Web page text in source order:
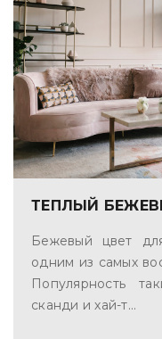
ТЕПЛЫЙ
Бежевый цвет
одним из самых
Популярность
сканди и хай-т...